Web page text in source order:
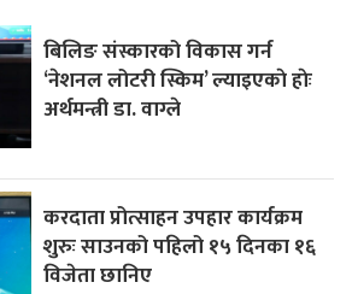
बिलिङ संस्कारको विकास गर्न
‘नेशनल लोटरी स्किम’ ल्याइएकाे हाेः
अर्थमन्त्री डा. वाग्ले
करदाता प्रोत्साहन उपहार कार्यक्रम
शुरुः साउनको पहिलो १५ दिनका १६
विजेता छानिए